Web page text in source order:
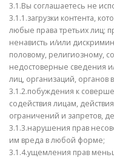
3.1.Вы соглашаетесь не
3.1.1.загрузки контента,
любые права третьих лиц;
ненависть и/или
половому, религиозному,
недостоверные сведения
лиц, организаций, органов
3.1.2.побуждения к
содействия лицам,
ограничений и запретов,
3.1.3.нарушения прав
им вреда в любой форме;
3.1.4.ущемления прав